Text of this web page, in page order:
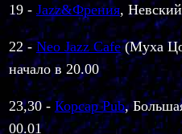
19 - Jazz&Френия,
22 - Neo Jazz Cafe(Муха
начало в 20.00
23,30 - Корсар Pub,
00.01